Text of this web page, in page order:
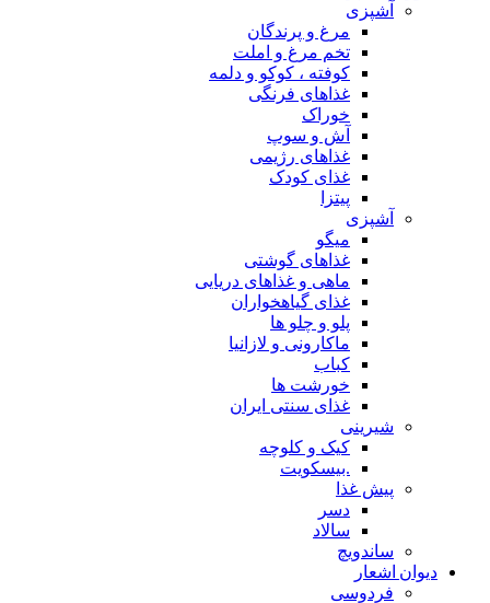
آشپزی
مرغ و پرندگان
تخم مرغ و املت
کوفته ، کوکو و دلمه
غذاهای فرنگی
خوراک
آش و سوپ
غذاهای رژیمی
غذای کودک
پیتزا
آشپزی
میگو
غذاهای گوشتی
ماهی و غذاهای دریایی
غذای گیاهخواران
پلو و چلو ها
ماکارونی و لازانیا
کباب
خورشت ها
غذای سنتی ایران
شیرینی
کیک و کلوچه
.بیسکویت
پیش غذا
دسر
سالاد
ساندویچ
دیوان اشعار
فردوسی